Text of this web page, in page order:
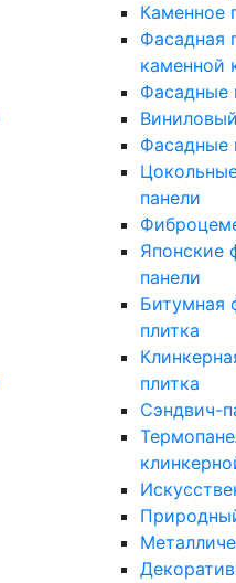
Каменное
Фасадная
каменной
Фасадные
Фасадные
панели
Японские
панели
Битумная
плитка
плитка
Сэндвич-